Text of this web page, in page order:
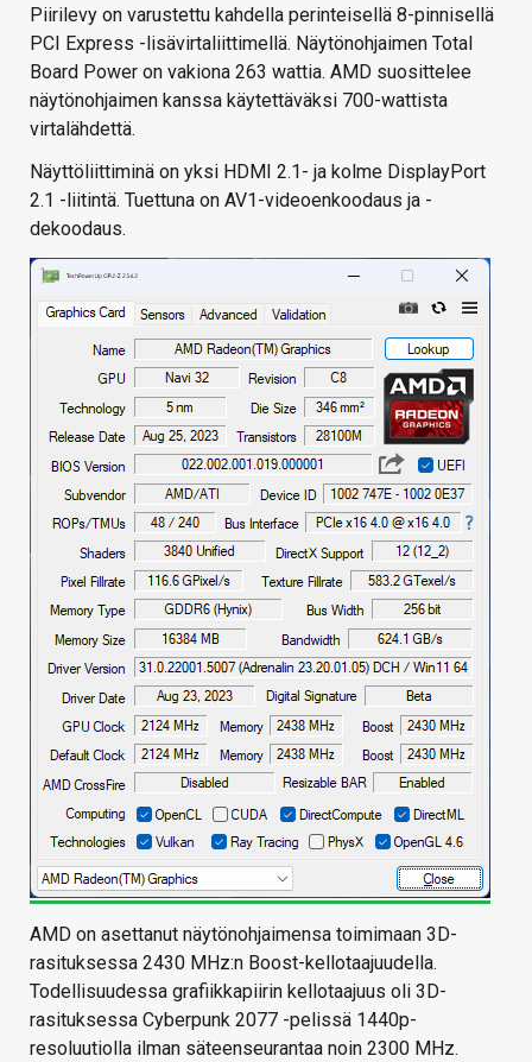
Piirilevy on varustettu kahdella perinteisellä 8-pinnisellä
PCI Express -lisävirtaliittimellä. Näytönohjaimen Total
Board Power on vakiona 263 wattia. AMD suosittelee
näytönohjaimen kanssa käytettäväksi 700-wattista
virtalähdettä.
Näyttöliittiminä on yksi HDMI 2.1- ja kolme DisplayPort
2.1 -liitintä. Tuettuna on AV1-videoenkoodaus ja -
dekoodaus.
AMD on asettanut näytönohjaimensa toimimaan 3D-
rasituksessa 2430 MHz:n Boost-kellotaajuudella.
Todellisuudessa grafiikkapiirin kellotaajuus oli 3D-
rasituksessa Cyberpunk 2077 -pelissä 1440p-
resoluutiolla ilman säteenseurantaa noin 2300 MHz.